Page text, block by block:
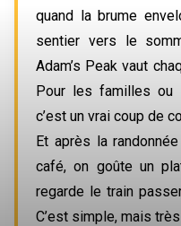
quand la brume
sentier vers le
Adam’s Peak vaut
Pour les familles ou
c’est un vrai coup de
Et après la
café, on goûte un
regarde le train
C’est simple, mais